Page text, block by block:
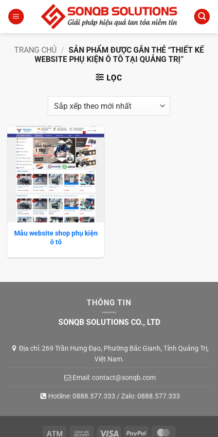
qua
TRANG CHỦ / SẢN PHẨM ĐƯỢC GẮN THẺ “THIẾT KẾ
WEBSITE PHỤ KIỆN Ô TÔ TẠI QUẢNG TRỊ”
LỌC
Mẫu website shop phụ kiện
ô tô
THÔNG TIN
SONQB SOLUTIONS CO., LTD
Địa chỉ: 269 Trần Hưng Đạo, Phường Bắc Gianh, Tỉnh Quảng Trị,
Việt Nam.
Email:contact@sonqb.com
Hotline:0888.577.333 / Zalo:0888.577.333
Atm Cash Visa PayPal